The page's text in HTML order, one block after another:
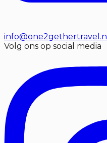
info@one2gethertravel.nl
Volg ons op social media